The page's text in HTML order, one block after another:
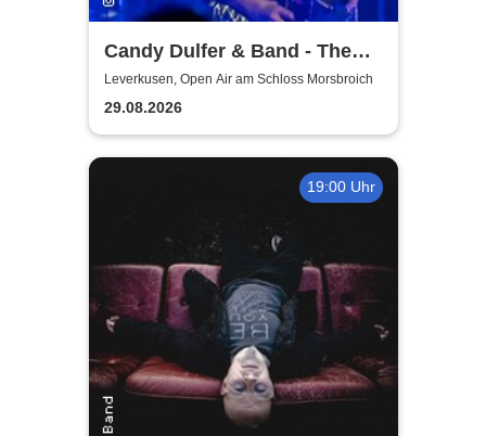
Candy Dulfer & Band - The
Park 2026
Leverkusen, Open Air am Schloss Morsbroich
29.08.2026
19:00 Uhr